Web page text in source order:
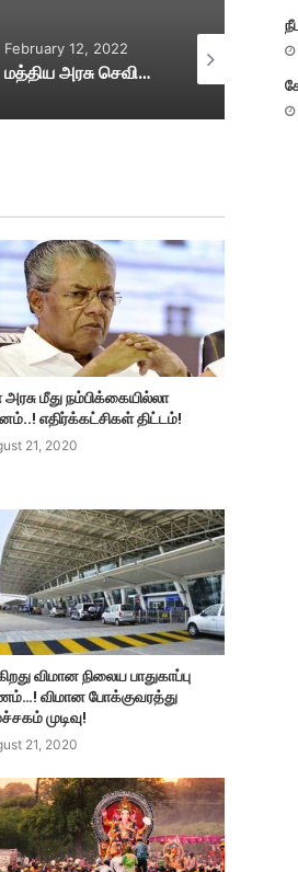
February 12, 2022
மத்திய அரசு செவிசாய்க்க வேண்டும்
December 4,
மீது நம்பிக்கையில்லா
எதிர்க்கட்சிகள் திட்டம்!
21, 2020
விமான நிலைய பாதுகாப்பு
விமான போக்குவரத்து
முடிவு!
21, 2020